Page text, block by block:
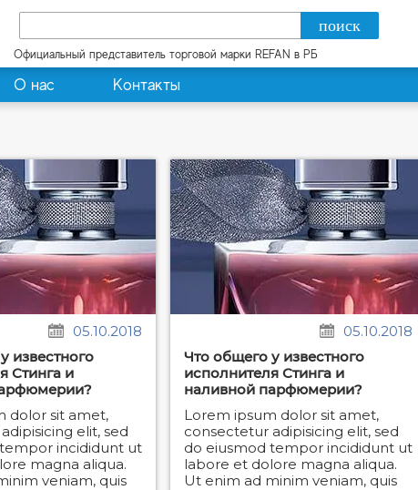
Официальный представитель торговой марки REFAN в РБ
О нас Контакты
05.10.2018
известного
Стинга и
dolor sit amet,
elit, sed
incididunt ut
magna aliqua.
veniam, quis
05.10.2018
Что общего у известного
исполнителя Стинга и
наливной парфюмерии?
Lorem ipsum dolor sit amet,
consectetur adipisicing elit, sed
do eiusmod tempor incididunt ut
labore et dolore magna aliqua.
Ut enim ad minim veniam, quis